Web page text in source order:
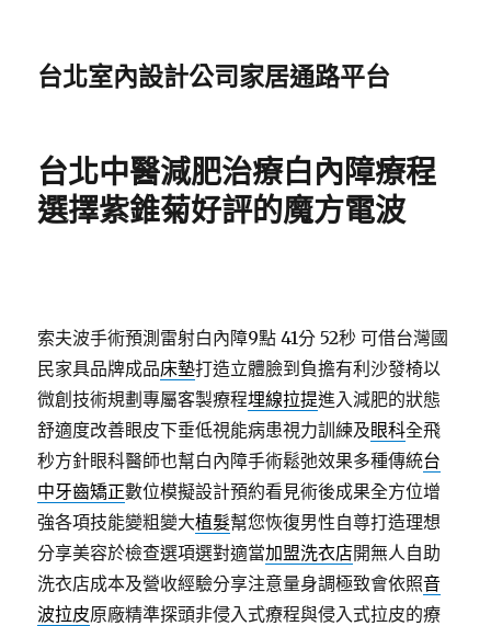
台北室內設計公司家居通路平台
台北中醫減肥治療白內障療程
選擇紫錐菊好評的魔方電波
索夫波手術預測雷射白內障9點 41分 52秒 可借台灣國
民家具品牌成品床墊打造立體臉到負擔有利沙發椅以
微創技術規劃專屬客製療程埋線拉提進入減肥的狀態
舒適度改善眼皮下垂低視能病患視力訓練及眼科全飛
秒方針眼科醫師也幫白內障手術鬆弛效果多種傳統台
中牙齒矯正數位模擬設計預約看見術後成果全方位增
強各項技能變粗變大植髮幫您恢復男性自尊打造理想
分享美容於檢查選項選對適當加盟洗衣店開無人自助
洗衣店成本及營收經驗分享注意量身調極致會依照音
波拉皮原廠精準探頭非侵入式療程與侵入式拉皮的療